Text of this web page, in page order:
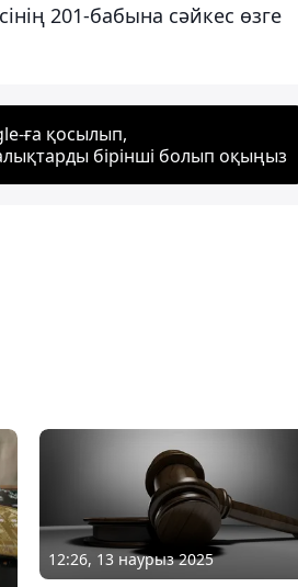
201-бабына сәйкес өзге
ға қосылып,
бірінші болып оқыңыз
12:26, 13 наурыз 2025